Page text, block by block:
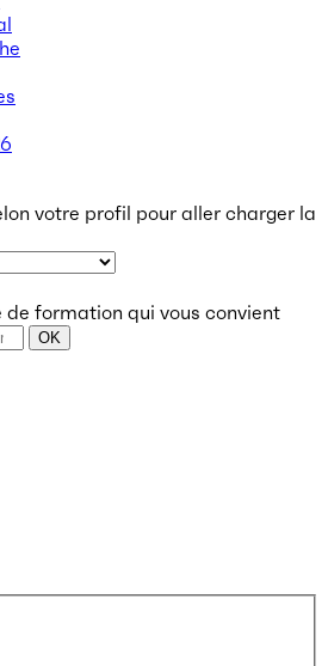
votre profil pour aller charger la
de formation qui vous convient
OK